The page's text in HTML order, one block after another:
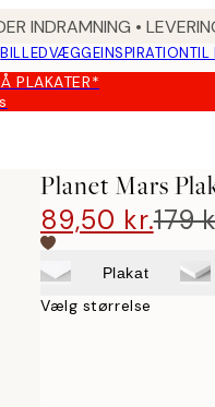
INDRAMNING •
BILLEDVÆGGEINSPIRATIONTIL
PLAKATER*
Planet Mars
89,50 kr.179
Plakat
Vælg størrelse